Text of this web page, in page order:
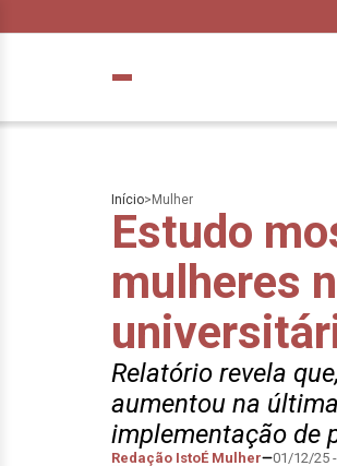
Início> Mulher
Estudo
mulheres
Relatório revela
aumentou na
implementação de
Redação IstoÉ Mulher 01/12/25